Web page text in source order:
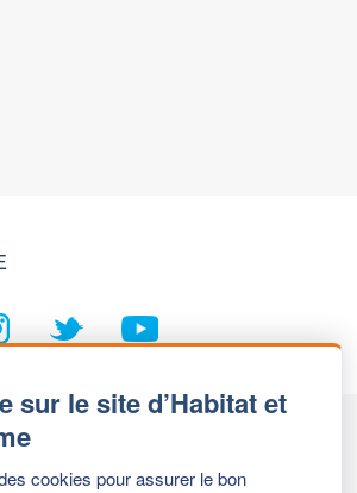
sur le site d’Habitat et
cookies pour assurer le bon